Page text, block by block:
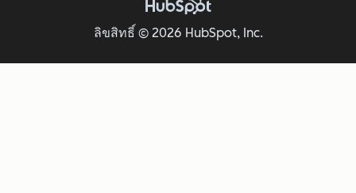
ลิขสิทธิ์ © 2026 HubSpot, Inc.